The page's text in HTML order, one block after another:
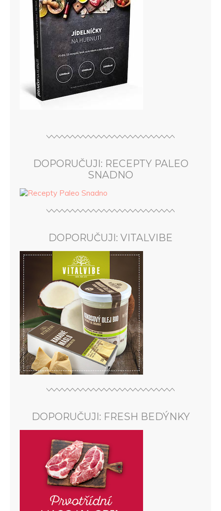
DOPORUČUJI: RECEPTY PALEO
SNADNO
DOPORUČUJI: VITALVIBE
DOPORUČUJI: FRESH BEDÝNKY